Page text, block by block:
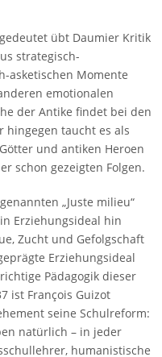
übt Daumier Kritik
strategisch-
asketischen Momente
emotionalen
der Antike findet bei den
hingegen taucht es als
und antiken Heroen
schon gezeigten Folgen.
„Juste milieu“
Erziehungsideal hin
Zucht und Gefolgschaft
Erziehungsideal
Pädagogik dieser
ist François Guizot
seine Schulreform:
natürlich – in jeder
humanistische